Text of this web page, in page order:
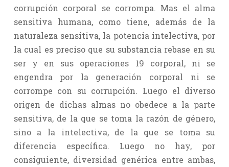
corrupción corporal se corrompa. Mas el alma
sensitiva humana, como tiene, además de la
naturaleza sensitiva, la potencia intelectiva, por
la cual es preciso que su substancia rebase en su
ser y en sus operaciones 19 corporal, ni se
engendra por la generación corporal ni se
corrompe con su corrupción. Luego el diverso
origen de dichas almas no obedece a la parte
sensitiva, de la que se toma la razón de género,
sino a la intelectiva, de la que se toma su
diferencia específica. Luego no hay, por
consiguiente, diversidad genérica entre ambas,